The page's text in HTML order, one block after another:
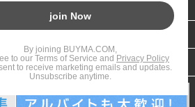
スタッフ募集